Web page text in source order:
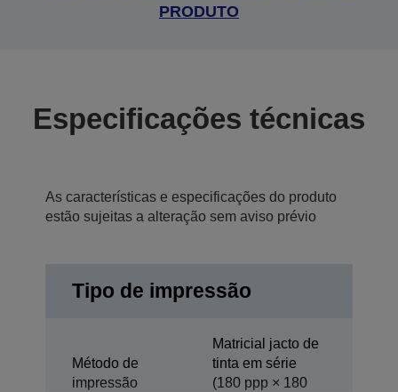
PRODUTO
Especificações técnicas
As características e especificações do produto
estão sujeitas a alteração sem aviso prévio
Tipo de impressão
Método de
impressão
Matricial jacto de
tinta em série
(180 ppp × 180